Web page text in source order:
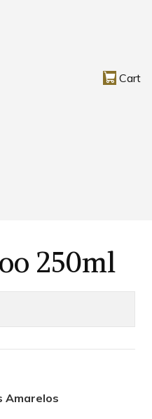
Cart
250ml
Amarelos